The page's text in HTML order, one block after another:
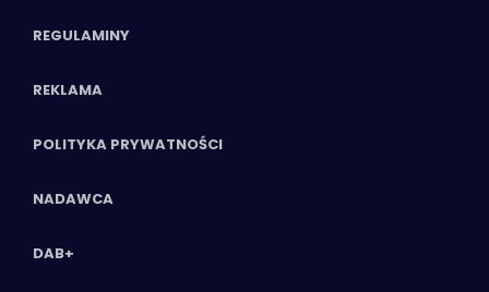
REGULAMINY
REKLAMA
POLITYKA PRYWATNOŚCI
NADAWCA
DAB+